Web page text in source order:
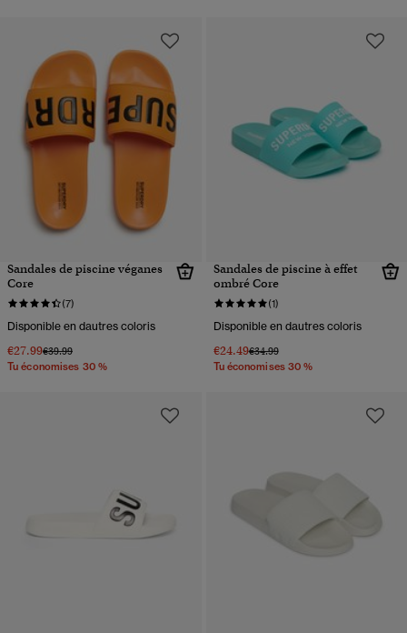
Sandales de piscine véganes
Core
(7)
Disponible en dautres coloris
€27.99Prix réduit de
€39.99à
Tu économises 30 %
Sandales de piscine à effet
ombré Core
(1)
Disponible en dautres coloris
€24.49Prix réduit de
€34.99à
Tu économises 30 %